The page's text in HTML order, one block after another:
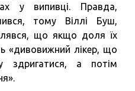
у випивці. Правда,
тому Віллі Буш,
що якщо доля їх
«дивовижний лікер, що
здригатися, а потім